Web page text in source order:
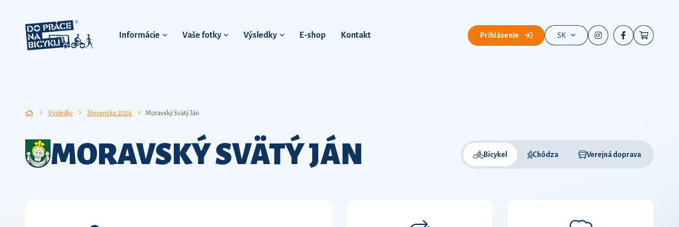
Informácie Vaše fotky Výsledky E-shop Kontakt Prihlásenie SK
Výsledky Slovensko 2026 Moravský Svätý Ján
MORAVSKÝ SVÄTÝ JÁN Bicykel Chôdza Verejná doprava